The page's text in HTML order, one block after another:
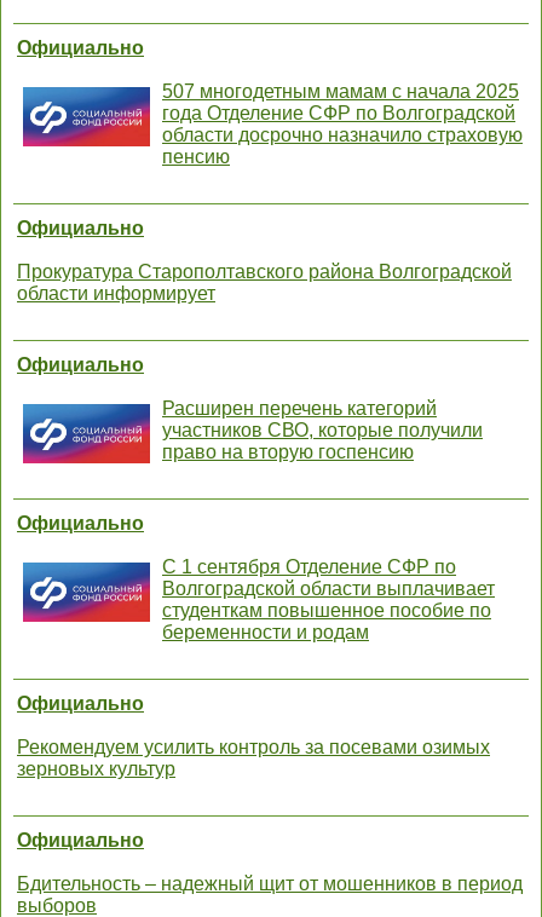
Официально
507 многодетным мамам с начала 2025
года Отделение СФР по Волгоградской
области досрочно назначило страховую
пенсию
Официально
Прокуратура Старополтавского района Волгоградской
области информирует
Официально
Расширен перечень категорий
участников СВО, которые получили
право на вторую госпенсию
Официально
С 1 сентября Отделение СФР по
Волгоградской области выплачивает
студенткам повышенное пособие по
беременности и родам
Официально
Рекомендуем усилить контроль за посевами озимых
зерновых культур
Официально
Бдительность – надежный щит от мошенников в период
выборов